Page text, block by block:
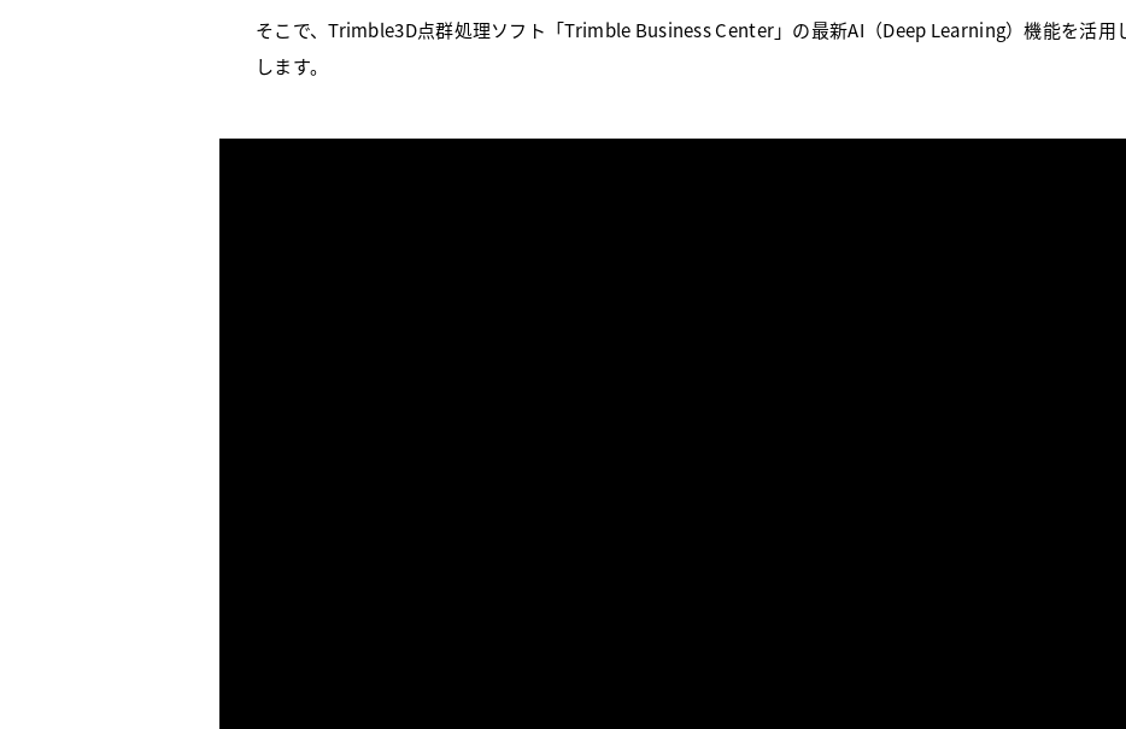
そこで、Trimble3D点群処理ソフト「Trimble Business Center」の最新AI（Deep Learning）機能を活用
します。